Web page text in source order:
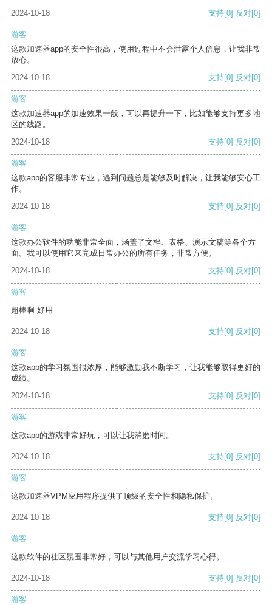
2024-10-18 支持[0] 反对[0]
游客
这款加速器app的安全性很高，使用过程中不会泄露个人信息，让我非常
放心。
2024-10-18
支持[0] 反对[0]
游客
这款加速器app的加速效果一般，可以再提升一下，比如能够支持更多地
区的线路。
2024-10-18
支持[0] 反对[0]
游客
这款app的客服非常专业，遇到问题总是能够及时解决，让我能够安心工
作。
2024-10-18
支持[0] 反对[0]
游客
这款办公软件的功能非常全面，涵盖了文档、表格、演示文稿等各个方
面。我可以使用它来完成日常办公的所有任务，非常方便。
2024-10-18
支持[0] 反对[0]
游客
超棒啊 好用
2024-10-18 支持[0] 反对[0]
游客
这款app的学习氛围很浓厚，能够激励我不断学习，让我能够取得更好的
成绩。
2024-10-18
支持[0] 反对[0]
游客
这款app的游戏非常好玩，可以让我消磨时间。
2024-10-18 支持[0] 反对[0]
游客
这款加速器VPM应用程序提供了顶级的安全性和隐私保护。
2024-10-18 支持[0] 反对[0]
游客
这款软件的社区氛围非常好，可以与其他用户交流学习心得。
2024-10-18 支持[0] 反对[0]
游客